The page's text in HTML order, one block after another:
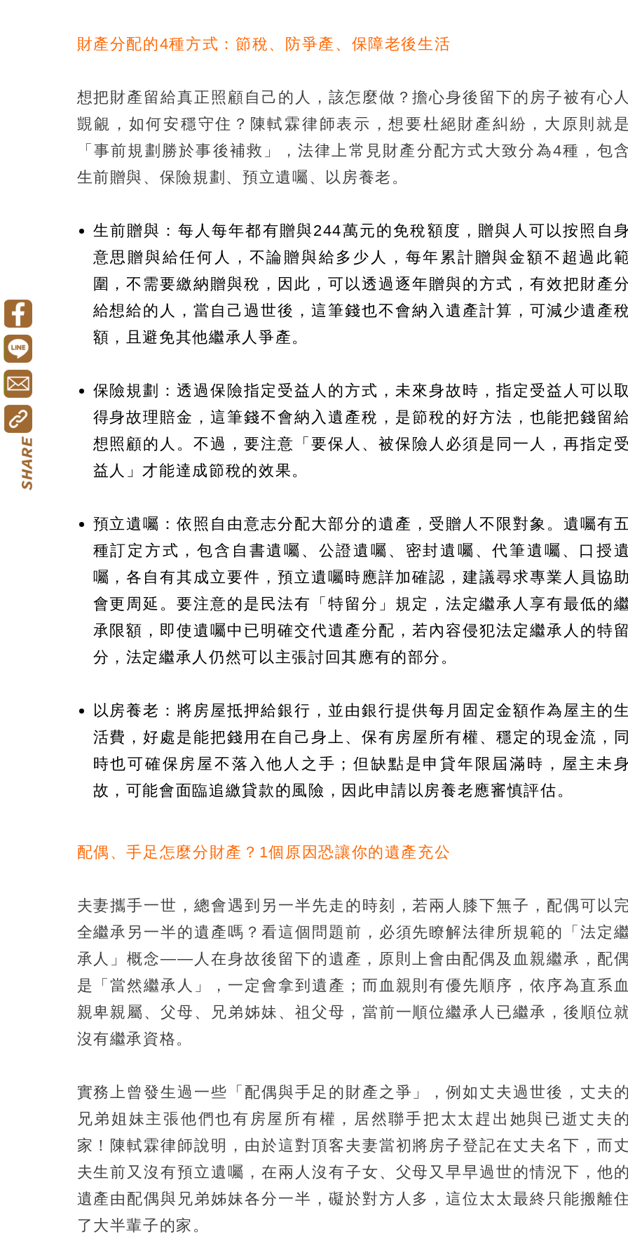
財產分配的4種方式：節稅、防爭產、保障老後生活
想把財產留給真正照顧自己的人，該怎麼做？擔心身後留下的房子被有心人
覬覦，如何安穩守住？陳軾霖律師表示，想要杜絕財產糾紛，大原則就是
「事前規劃勝於事後補救」，法律上常見財產分配方式大致分為4種，包含
生前贈與、保險規劃、預立遺囑、以房養老。
生前贈與：每人每年都有贈與244萬元的免稅額度，贈與人可以按照自身
意思贈與給任何人，不論贈與給多少人，每年累計贈與金額不超過此範
圍，不需要繳納贈與稅，因此，可以透過逐年贈與的方式，有效把財產分
給想給的人，當自己過世後，這筆錢也不會納入遺產計算，可減少遺產稅
額，且避免其他繼承人爭產。
保險規劃：透過保險指定受益人的方式，未來身故時，指定受益人可以取
得身故理賠金，這筆錢不會納入遺產稅，是節稅的好方法，也能把錢留給
想照顧的人。不過，要注意「要保人、被保險人必須是同一人，再指定受
益人」才能達成節稅的效果。
預立遺囑：依照自由意志分配大部分的遺產，受贈人不限對象。遺囑有五
種訂定方式，包含自書遺囑、公證遺囑、密封遺囑、代筆遺囑、口授遺
囑，各自有其成立要件，預立遺囑時應詳加確認，建議尋求專業人員協助
會更周延。要注意的是民法有「特留分」規定，法定繼承人享有最低的繼
承限額，即使遺囑中已明確交代遺產分配，若內容侵犯法定繼承人的特留
分，法定繼承人仍然可以主張討回其應有的部分。
以房養老：將房屋抵押給銀行，並由銀行提供每月固定金額作為屋主的生
活費，好處是能把錢用在自己身上、保有房屋所有權、穩定的現金流，同
時也可確保房屋不落入他人之手；但缺點是申貸年限屆滿時，屋主未身
故，可能會面臨追繳貸款的風險，因此申請以房養老應審慎評估。
配偶、手足怎麼分財產？1個原因恐讓你的遺產充公
夫妻攜手一世，總會遇到另一半先走的時刻，若兩人膝下無子，配偶可以
全繼承另一半的遺產嗎？看這個問題前，必須先瞭解法律所規範的「法定繼
承人」概念——人在身故後留下的遺產，原則上會由配偶及血親繼承，配偶
是「當然繼承人」，一定會拿到遺產；而血親則有優先順序，依序為直系血
親卑親屬、父母、兄弟姊妹、祖父母，當前一順位繼承人已繼承，後順位
沒有繼承資格。
實務上曾發生過一些「配偶與手足的財產之爭」，例如丈夫過世後，丈夫的
兄弟姐妹主張他們也有房屋所有權，居然聯手把太太趕出她與已逝丈夫的
家！陳軾霖律師說明，由於這對頂客夫妻當初將房子登記在丈夫名下，而丈
夫生前又沒有預立遺囑，在兩人沒有子女、父母又早早過世的情況下，他的
遺產由配偶與兄弟姊妹各分一半，礙於對方人多，這位太太最終只能搬離住
了大半輩子的家。